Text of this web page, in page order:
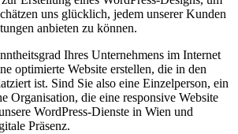
uns glücklich, jedem unserer Kunden
anbieten zu können.
Ihres Unternehmens im Internet
optimierte Website erstellen, die in den
ist. Sind Sie also eine Einzelperson, ein
Organisation, die eine responsive Website
WordPress-Dienste in Wien und
Präsenz.